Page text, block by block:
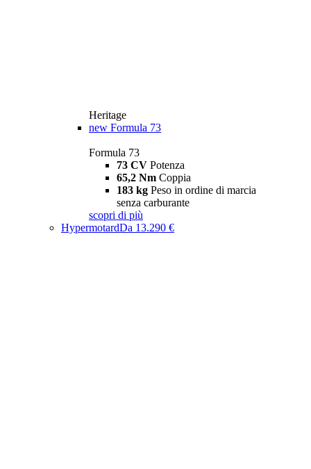
Heritage
new Formula 73
Formula 73
73 CV Potenza
65,2 Nm Coppia
183 kg Peso in ordine di marcia
senza carburante
scopri di più
HypermotardDa 13.290 €